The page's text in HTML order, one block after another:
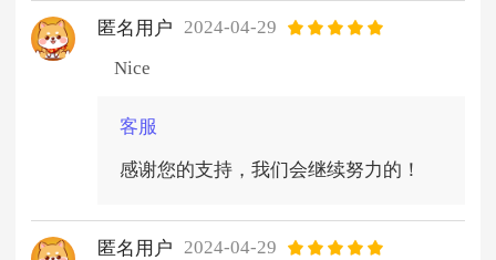
匿名用户 2024-04-29
Nice
客服
感谢您的支持，我们会继续努力的！
匿名用户
2024-04-29